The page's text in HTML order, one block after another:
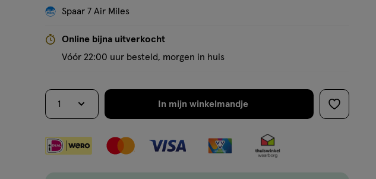
Spaar 7 Air Miles
Online bijna uitverkocht
Vóór 22:00 uur besteld, morgen in huis
1 In mijn winkelmandje
verhoog
met